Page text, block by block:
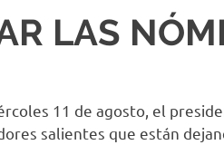
LAS
11 de agosto, el
salientes que están